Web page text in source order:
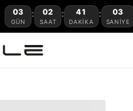
03
GÜN
: 02
SAAT
: 41
DAKIKA
: 02
SANIYE